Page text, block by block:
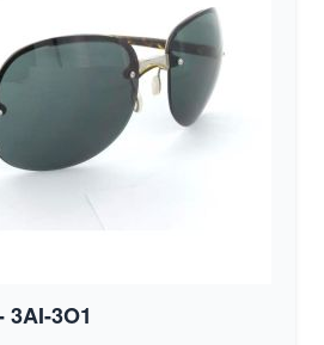
3AI-3O1